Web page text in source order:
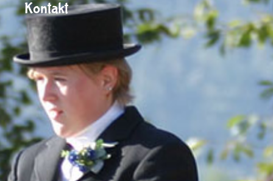
Kontakt